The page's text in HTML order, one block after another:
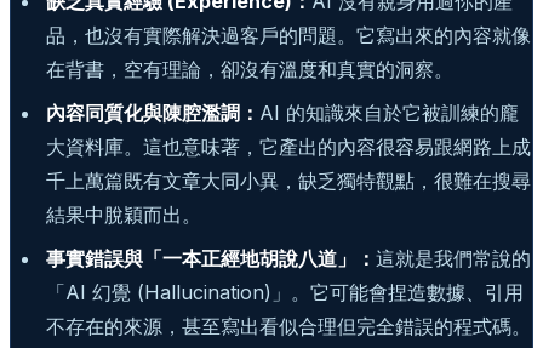
品，也沒有實際解決過客戶的問題。它寫出來的內容就像
在背書，空有理論，卻沒有溫度和真實的洞察。
內容同質化與陳腔濫調： AI 的知識來自於它被訓練的龐
大資料庫。這也意味著，它產出的內容很容易跟網路上成
千上萬篇既有文章大同小異，缺乏獨特觀點，很難在搜尋
結果中脫穎而出。
事實錯誤與「一本正經地胡說八道」： 這就是我們常說的
「AI 幻覺 (Hallucination)」。它可能會捏造數據、引用
不存在的來源，甚至寫出看似合理但完全錯誤的程式碼。